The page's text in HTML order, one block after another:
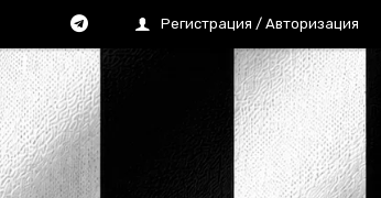
Регистрация / Авторизация